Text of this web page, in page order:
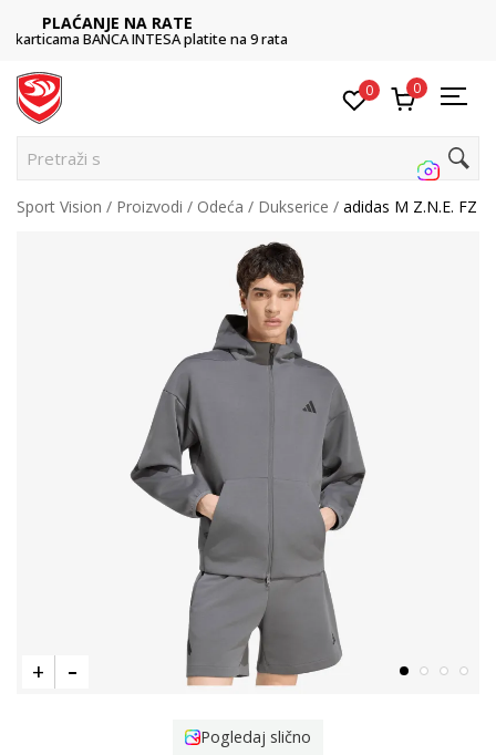
011 422 1422
0 0
Pretraži sajt.
Sport Vision Proizvodi Odeća Dukserice adidas M Z.N.E. FZ
Pogledaj slično